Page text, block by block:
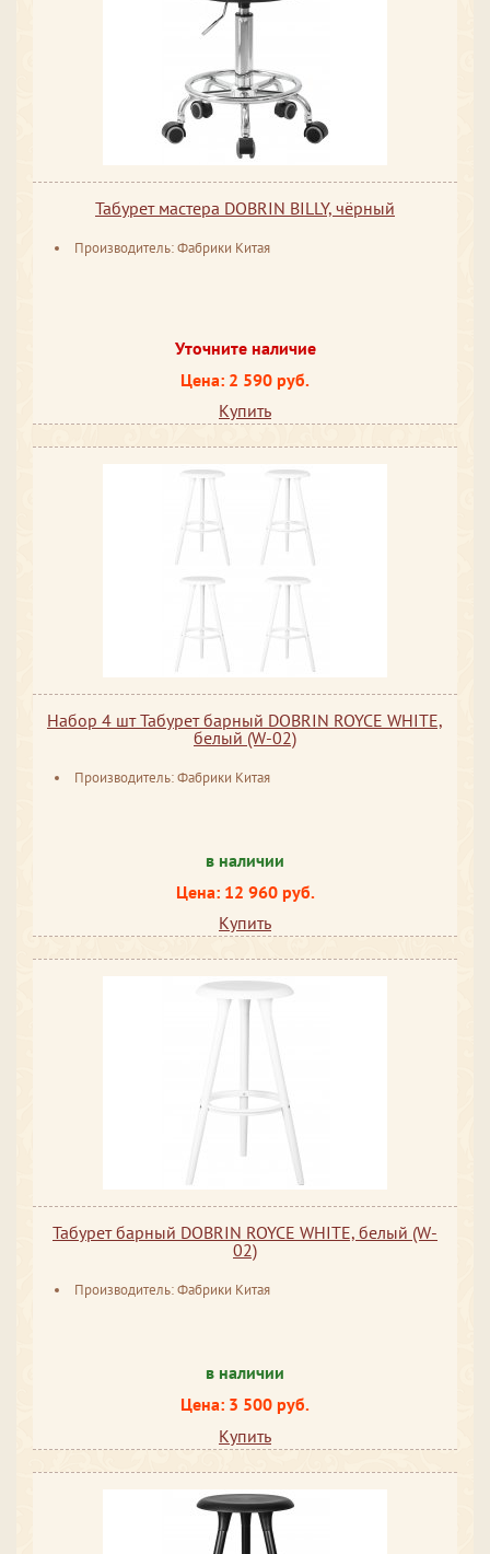
Табурет мастера DOBRIN BILLY, чёрный
Производитель: Фабрики Китая
Уточните наличие
Цена: 2 590 руб.
Купить
Набор 4 шт Табурет барный DOBRIN ROYCE WHITE,
белый (W-02)
Производитель: Фабрики Китая
в наличии
Цена: 12 960 руб.
Купить
Табурет барный DOBRIN ROYCE WHITE, белый (W-
02)
Производитель: Фабрики Китая
в наличии
Цена: 3 500 руб.
Купить